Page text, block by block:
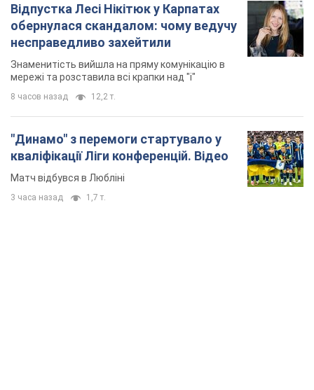
Відпустка Лесі Нікітюк у Карпатах
обернулася скандалом: чому ведучу
несправедливо захейтили
Знаменитість вийшла на пряму комунікацію в
мережі та розставила всі крапки над "і"
8 часов назад 12,2 т.
"Динамо" з перемоги стартувало у
кваліфікації Ліги конференцій. Відео
Матч відбувся в Любліні
3 часа назад 1,7 т.